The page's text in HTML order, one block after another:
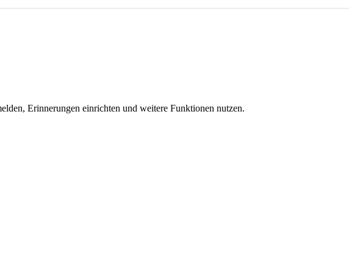
Erinnerungen einrichten und weitere Funktionen nutzen.